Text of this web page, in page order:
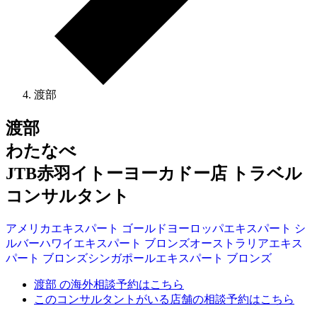
渡部
渡部
わたなべ
JTB赤羽イトーヨーカドー店 トラベル
コンサルタント
アメリカエキスパート ゴールド ヨーロッパエキスパート シ
ルバーハワイ エキスパート ブロンズオーストラリアエキス
パート ブロンズシンガポールエキスパート ブロンズ
渡部 の海外相談予約はこちら
このコンサルタントがいる店舗の相談予約はこちら